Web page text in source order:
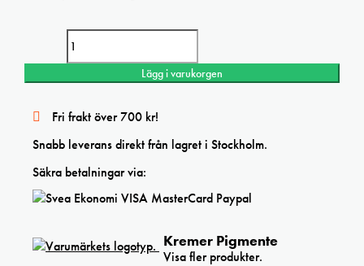
Lägg i varukorgen
Fri frakt över 700 kr!
Snabb leverans direkt från lagret i Stockholm.
Säkra betalningar via:
Kremer Pigmente
Visa fler produkter.